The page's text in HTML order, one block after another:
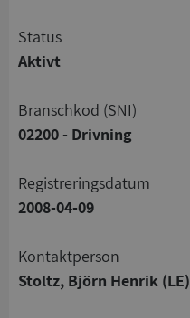
status
Aktivt
branschkod (SNI)
02200 - Drivning
registreringsdatum
2008-04-09
Kontaktperson
Stoltz, Björn Henrik (LE)